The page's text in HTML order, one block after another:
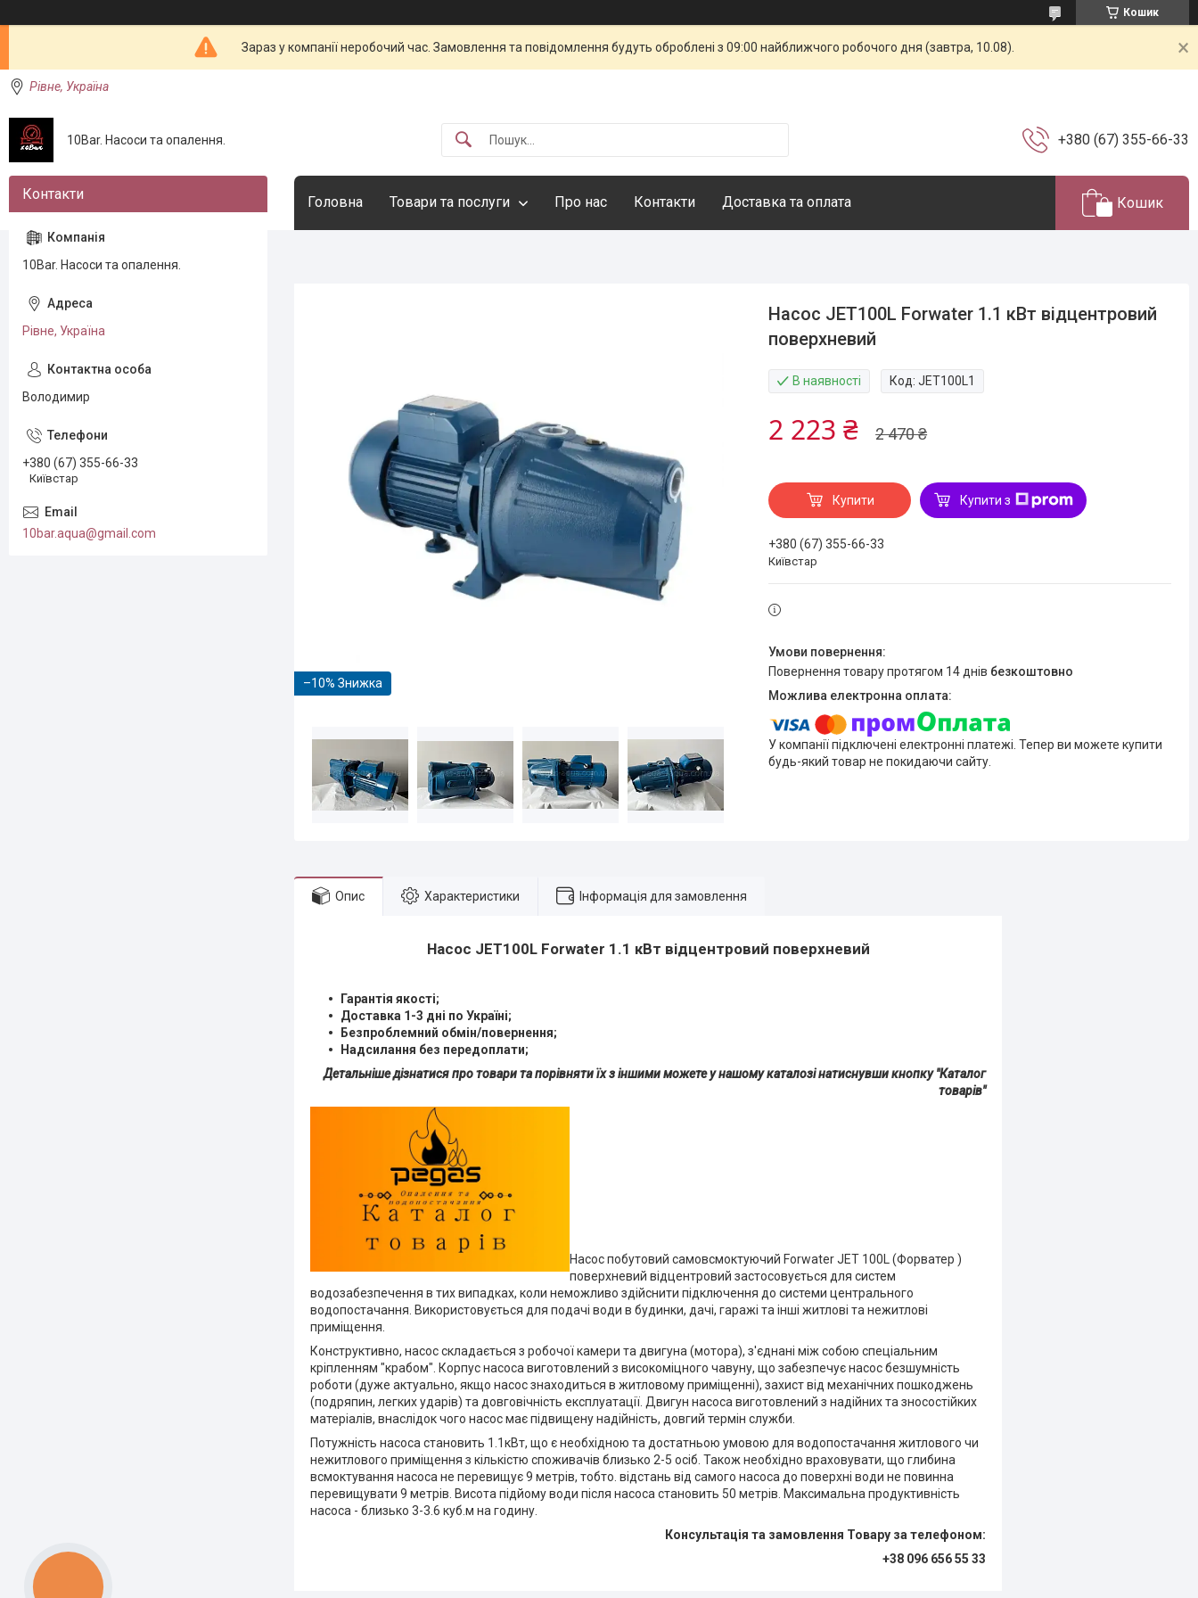
Кошик
Зараз у компанії неробочий час. Замовлення та повідомлення будуть оброблені з 09:00 найближчого робочого дня (завтра, 10.08).
Рівне, Україна
10Bar. Насоси та опалення. +380 (67) 355-66-33
Головна Товари та послуги Про нас Контакти Доставка та оплата Кошик
–10%
Насос JET100L Forwater 1.1 кВт відцентровий
поверхневий
В наявності Код:JET100L1
2 470 ₴
2 223 ₴
Купити Купити з
+380 (67) 355-66-33
Київстар
повернення товару протягом 14 днів безкоштовно
У компанії підключені електронні платежі. Тепер ви можете купити
будь-який товар не покидаючи сайту.
Опис Характеристики Інформація для замовлення
Насос JET100L Forwater 1.1 кВт відцентровий поверхневий
Гарантія якості;
Доставка 1-3 дні по Україні;
Безпроблемний обмін/повернення;
Надсилання без передоплати;
Детальніше дізнатися про товари та порівняти їх з іншими можете у нашому каталозі натиснувши кнопку "Каталог
товарів"
Насос побутовий самовсмоктуючий Forwater JET 100L (Форватер )
поверхневий відцентровий застосовується для систем
водозабезпечення в тих випадках, коли неможливо здійснити підключення до системи центрального
водопостачання. Використовується для подачі води в будинки, дачі, гаражі та інші житлові та нежитлові
приміщення.
Конструктивно, насос складається з робочої камери та двигуна (мотора), з'єднані між собою спеціальним
кріпленням "крабом". Корпус насоса виготовлений з високоміцного чавуну, що забезпечує насос безшумність
роботи (дуже актуально, якщо насос знаходиться в житловому приміщенні), захист від механічних пошкоджень
(подряпин, легких ударів) та довговічність експлуатації. Двигун насоса виготовлений з надійних та зносостійких
матеріалів, внаслідок чого насос має підвищену надійність, довгий термін служби.
Потужність насоса становить 1.1кВт, що є необхідною та достатньою умовою для водопостачання житлового чи
нежитлового приміщення з кількістю споживачів близько 2-5 осіб. Також необхідно враховувати, що глибина
всмоктування насоса не перевищує 9 метрів, тобто. відстань від самого насоса до поверхні води не повинна
перевищувати 9 метрів. Висота підйому води після насоса становить 50 метрів. Максимальна продуктивність
насоса - близько 3-3.6 куб.м на годину.
Консультація та замовлення Товару за телефоном:
+38 096 656 55 33
10Bar. Насоси та опалення.
Рівне, Україна
Володимир
+380 (67) 355-66-33
Київстар
10bar.aqua@gmail.com